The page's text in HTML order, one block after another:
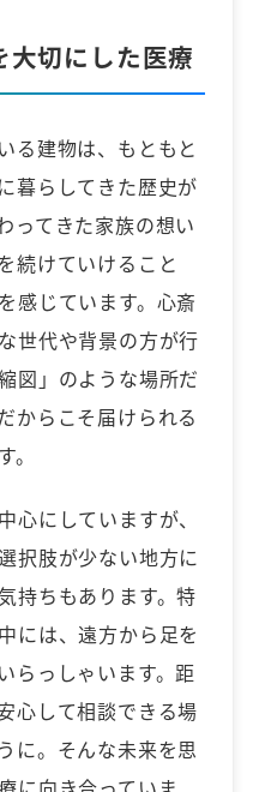
切にした医療
る建物は、もともと
暮らしてきた歴史が
ってきた家族の想い
続けていけること
感じています。心斎
世代や背景の方が行
図」のような場所だ
からこそ届けられる
心にしていますが、
択肢が少ない地方に
持ちもあります。特
には、遠方から足を
らっしゃいます。距
心して相談できる場
に。そんな未来を思